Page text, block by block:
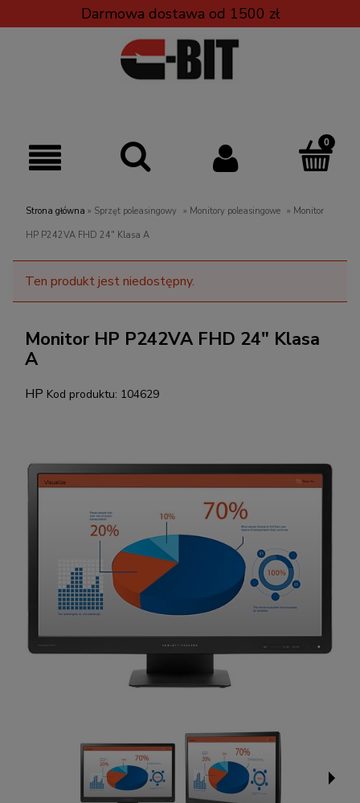
Darmowa dostawa od 1500 zł
Strona główna » Sprzęt poleasingowy » Monitory poleasingowe » Monitor
HP P242VA FHD 24" Klasa A
Ten produkt jest niedostępny.
Monitor HP P242VA FHD 24" Klasa
A
HP Kod produktu: 104629